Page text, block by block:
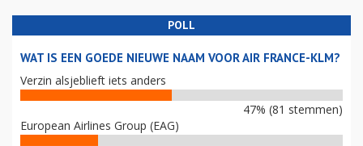
POLL
WAT IS EEN GOEDE NIEUWE NAAM VOOR AIR FRANCE-KLM?
Verzin alsjeblieft iets anders
47% (81 stemmen)
European Airlines Group (EAG)